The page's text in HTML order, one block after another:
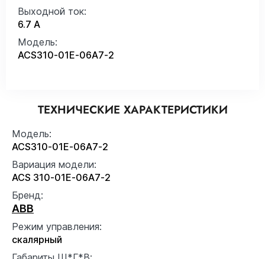
Выходной ток:
6.7 А
Модель:
ACS310-01E-06A7-2
ТЕХНИЧЕСКИЕ ХАРАКТЕРИСТИКИ
Модель:
ACS310-01E-06A7-2
Вариация модели:
ACS 310-01E-06A7-2
Бренд:
ABB
Режим управления:
скалярный